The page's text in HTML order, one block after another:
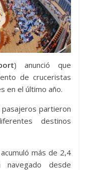
) anunció que
de cruceristas
en el último año.
partieron
destinos
más de 2,4
desde